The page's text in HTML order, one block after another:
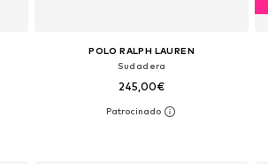
POLO RALPH LAUREN
Sudadera
245,00€
Tallas disponibles: S, M, L, XL